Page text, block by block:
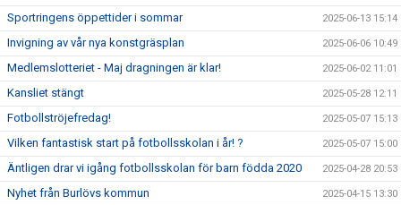
Sportringens öppettider i sommar 2025-06-13 15:14
Invigning av vår nya konstgräsplan 2025-06-06 10:49
Medlemslotteriet - Maj dragningen är klar! 2025-06-02 11:01
Kansliet stängt 2025-05-28 12:11
Fotbollströjefredag! 2025-05-07 15:13
Vilken fantastisk start på fotbollsskolan i år! ? 2025-05-07 15:00
Äntligen drar vi igång fotbollsskolan för barn födda 2020 2025-04-28 20:53
Nyhet från Burlövs kommun 2025-04-15 13:30